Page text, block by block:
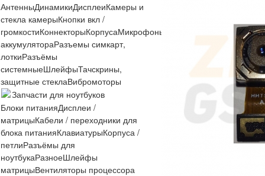
АнтенныДинамикиДисплеиКамеры и
стекла камерыКнопки вкл /
громкостиКоннекторыКорпусаМикрофоны Платы
аккумулятораРазъемы симкарт,
лоткиРазъёмы
системныеШлейфыТачскрины,
защитные стеклаВибромоторы
Запчасти для ноутбуков
Блоки питанияДисплеи /
матрицыКабели / переходники для
блока питанияКлавиатурыКорпуса /
петлиРазъёмы для
ноутбукаРазноеШлейфы
матрицыВентиляторы процессора